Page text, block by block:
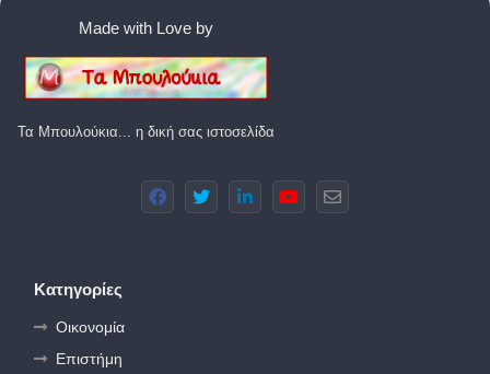
Made with Love by
Τα Μπουλούκια... η δική σας ιστοσελίδα
Κατηγορίες
Οικονομία
Επιστήμη